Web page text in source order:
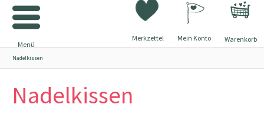
Warenkorb
Merkzettel Mein Konto
Menü
Nadelkissen
Nadelkissen